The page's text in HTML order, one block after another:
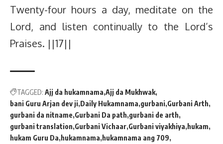
Twenty-four hours a day, meditate on the
Lord, and listen continually to the Lord’s
Praises. ||17||
TAGGED: Ajj da hukamnama Ajj da Mukhwak
bani Guru Arjan dev ji Daily Hukamnama gurbani Gurbani Arth
gurbani da nitname Gurbani Da path gurbani de arth
gurbani translation Gurbani Vichaar Gurbani viyakhiya hukam
hukam Guru Da hukamnama hukamnama ang 709